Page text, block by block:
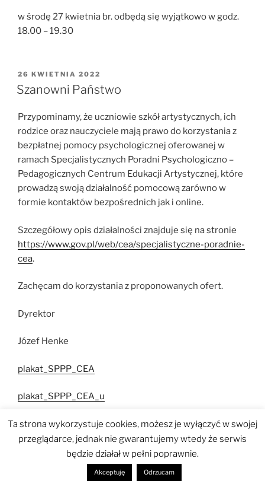
w środę 27 kwietnia br. odbędą się wyjątkowo w godz.
18.00 – 19.30
OPUBLIKOWANE
W
26 KWIETNIA 2022
Szanowni Państwo
Przypominamy, że uczniowie szkół artystycznych, ich
rodzice oraz nauczyciele mają prawo do korzystania z
bezpłatnej pomocy psychologicznej oferowanej w
ramach Specjalistycznych Poradni Psychologiczno –
Pedagogicznych Centrum Edukacji Artystycznej, które
prowadzą swoją działalność pomocową zarówno w
formie kontaktów bezpośrednich jak i online.
Szczegółowy opis działalności znajduje się na stronie
https://www.gov.pl/web/cea/specjalistyczne-poradnie-
cea.
Zachęcam do korzystania z proponowanych ofert.
Dyrektor
Józef Henke
plakat_SPPP_CEA
plakat_SPPP_CEA_u
Polityka prywatności Dumnie wspierane przez WordPress
Ta strona wykorzystuje cookies, możesz je wyłączyć w swojej
przeglądarce, jednak nie gwarantujemy wtedy że serwis
będzie działał w pełni poprawnie.
Akceptuję Odrzucam